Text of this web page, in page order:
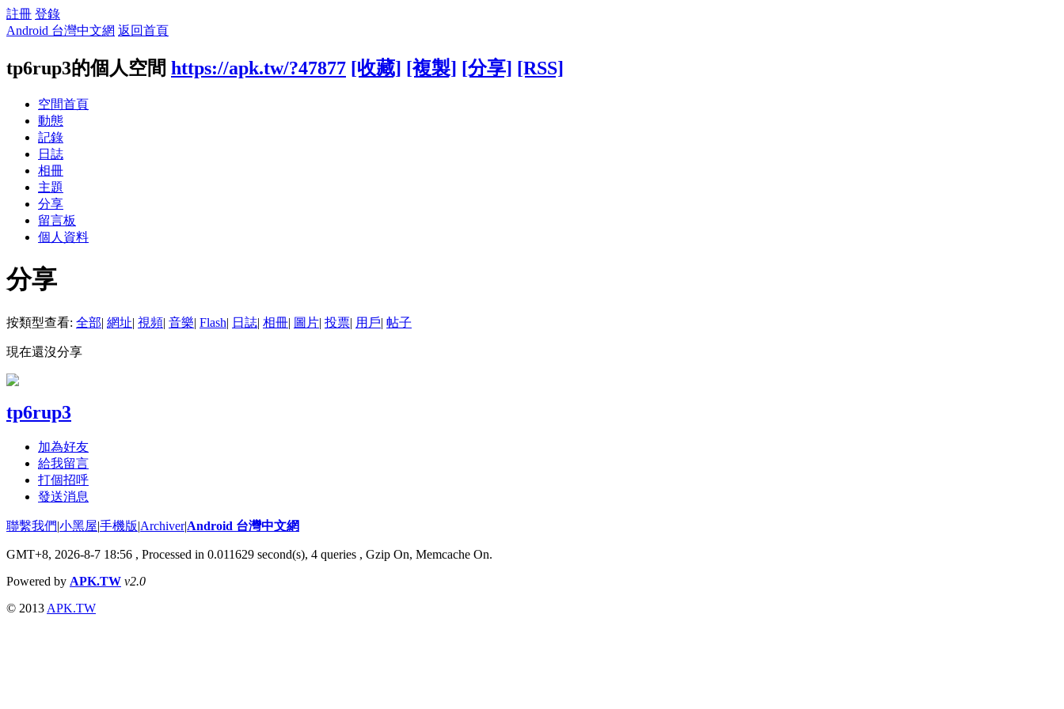
註冊 登錄
Android 台灣中文網 返回首頁
tp6rup3的個人空間 https://apk.tw/?47877 [收藏] [複製] [分享] [RSS]
空間首頁
動態
記錄
日誌
相冊
主題
分享
留言板
個人資料
分享
按類型查看: 全部| 網址| 視頻| 音樂| Flash| 日誌| 相冊| 圖片| 投票| 用戶| 帖子
現在還沒分享
tp6rup3
加為好友
給我留言
打個招呼
發送消息
聯繫我們|小黑屋|手機版|Archiver|Android 台灣中文網
GMT+8, 2026-8-7 18:56 , Processed in 0.011629 second(s), 4 queries , Gzip On, Memcache On.
Powered by APK.TW v2.0
© 2013 APK.TW